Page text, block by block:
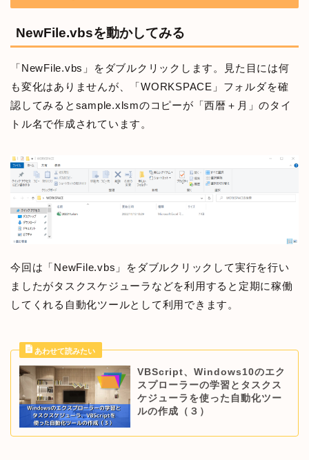
NewFile.vbsを動かしてみる
「NewFile.vbs」をダブルクリックします。見た目には何
も変化はありませんが、「WORKSPACE」フォルダを確
認してみるとsample.xlsmのコピーが「西暦＋月」のタイ
トル名で作成されています。
今回は「NewFile.vbs」をダブルクリックして実行を行い
ましたがタスクスケジューラなどを利用すると定期に稼働
してくれる自動化ツールとして利用できます。
VBScript、Windows10のエク
スプローラーの学習とタスクス
ケジューラを使った自動化ツー
ルの作成（３）